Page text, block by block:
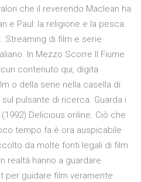
che il reverendo Maclean ha
e Paul: la religione e la pesca.
Streaming di film e serie
In Mezzo Scorre Il Fiume
contenuto qui, digita
o della serie nella casella di
pulsante di ricerca. Guarda i
Delicious online. Ciò che
tempo fa è ora auspicabile
da molte fonti legali di film
realtà hanno a guardare
per guidare film veramente